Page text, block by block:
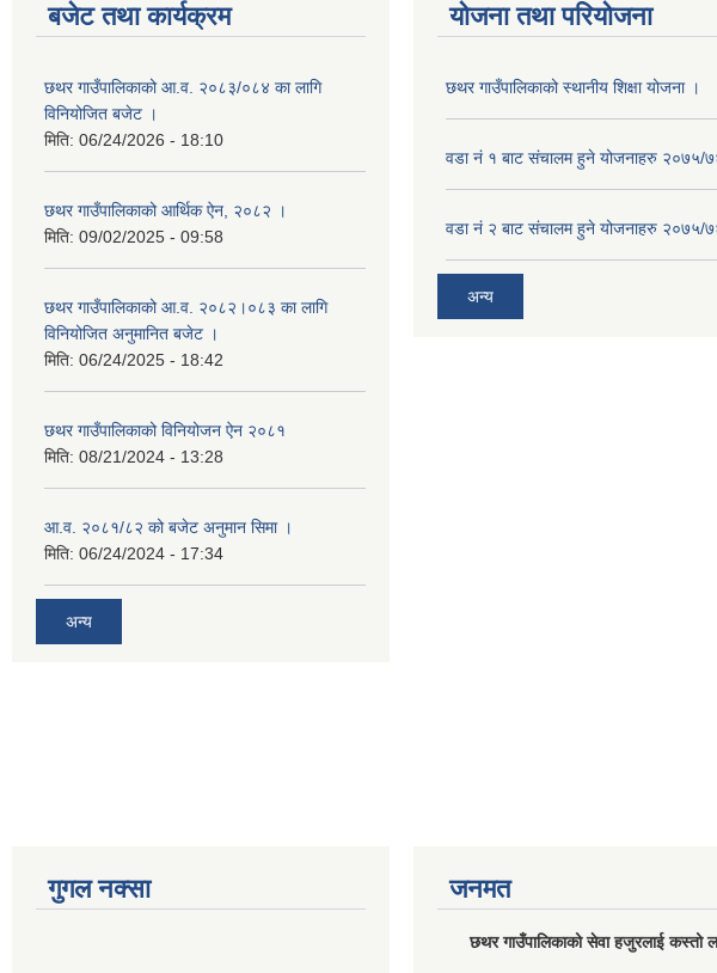
बजेट तथा कार्यक्रम
छथर गाउँपालिकाको आ.व. २०८३/०८४ का लागि
विनियोजित बजेट ।
मिति: 06/24/2026 - 18:10
छथर गाउँपालिकाको आर्थिक ऐन, २०८२ ।
मिति: 09/02/2025 - 09:58
छथर गाउँपालिकाको आ.व. २०८२।०८३ का लागि
विनियोजित अनुमानित बजेट ।
मिति: 06/24/2025 - 18:42
छथर गाउँपालिकाको विनियोजन ऐन २०८१
मिति: 08/21/2024 - 13:28
आ.व. २०८१/८२ को बजेट अनुमान सिमा ।
मिति: 06/24/2024 - 17:34
अन्य
योजना तथा परियोजना
छथर गाउँपालिकाको स्थानीय शिक्षा योजना ।
वडा नं १ बाट संचालम हुने योजनाहरु २०७५/
वडा नं २ बाट संचालम हुने योजनाहरु २०७५/
अन्य
गुगल नक्सा जनमत
छथर गाउँपालिकाको सेवा हजुरलाई कस्तो